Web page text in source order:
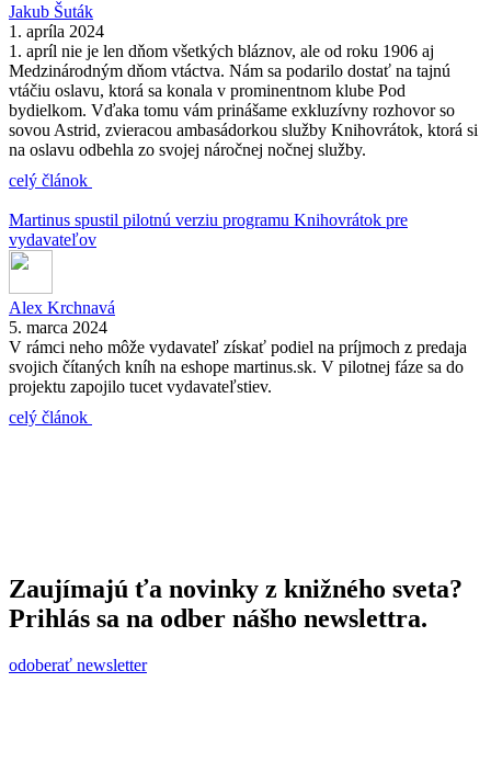
Jakub Šuták
1. apríla 2024
1. apríl nie je len dňom všetkých bláznov, ale od roku 1906 aj
Medzinárodným dňom vtáctva. Nám sa podarilo dostať na tajnú
vtáčiu oslavu, ktorá sa konala v prominentnom klube Pod
bydielkom. Vďaka tomu vám prinášame exkluzívny rozhovor so
sovou Astrid, zvieracou ambasádorkou služby Knihovrátok, ktorá si
na oslavu odbehla zo svojej náročnej nočnej služby.
celý článok
Martinus spustil pilotnú verziu programu Knihovrátok pre
vydavateľov
Alex Krchnavá
5. marca 2024
V rámci neho môže vydavateľ získať podiel na príjmoch z predaja
svojich čítaných kníh na eshope martinus.sk. V pilotnej fáze sa do
projektu zapojilo tucet vydavateľstiev.
celý článok
Zaujímajú ťa novinky z knižného sveta?
Prihlás sa na odber nášho newslettra.
odoberať newsletter